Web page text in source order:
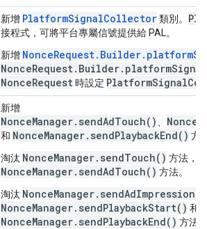
新增 PlatformSignalCollector類別。
接程式，可將平台專屬信號提供給 PAL。
新增
NonceRequest時設定
新增
NonceManager.sendAdTouch()
和 NonceManager.sendPlaybackEnd() 方
淘汰 NonceManager.sendTouch() 方法，
NonceManager.sendAdTouch() 方法。
淘汰 NonceManager.sendAdImpression()
NonceManager.sendPlaybackStart() 和
NonceManager.sendPlaybackEnd() 方法